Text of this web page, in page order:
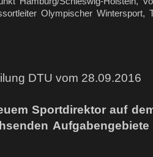
Olympischer Wintersport,
DTU vom 28.09.2016
Sportdirektor auf